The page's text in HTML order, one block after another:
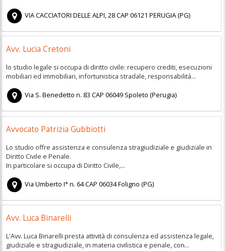
VIA CACCIATORI DELLE ALPI, 28CAP06121 PERUGIA(PG)
Avv. Lucia Cretoni
lo studio legale si occupa di diritto civile: recupero crediti, esecuzioni
mobiliari ed immobiliari, infortunistica stradale, responsabilità...
Via S. Benedetto n. 83 CAP06049 Spoleto (Perugia)
Avvocato Patrizia Gubbiotti
Lo studio offre assistenza e consulenza stragiudiziale e giudiziale in
Diritto Civile e Penale.
In particolare si occupa di Diritto Civile,...
Via Umberto I° n. 64CAP06034Foligno (PG)
Avv. Luca Binarelli
L'Avv. Luca Binarelli presta attività di consulenza ed assistenza legale,
giudiziale e stragiudiziale, in materia civilistica e penale, con...